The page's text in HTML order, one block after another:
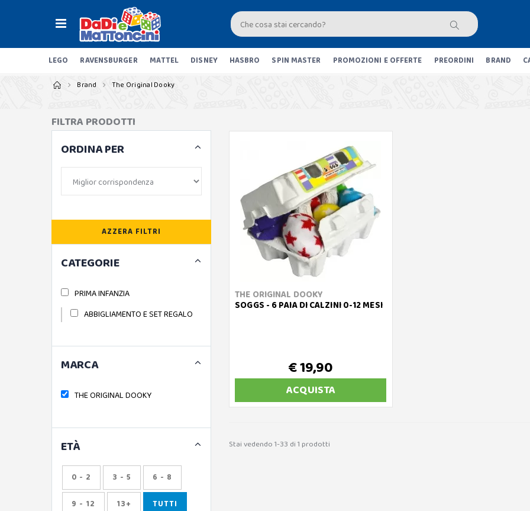
LEGO RAVENSBURGER MATTEL DISNEY HASBRO SPIN MASTER PROMOZIONI E OFFERTE PREORDINI BRAND
Brand The Original Dooky
THE ORIGINAL DOOKY
SOGGS - 6 PAIA DI CALZINI 0-12 MESI
€ 19,90
ACQUISTA
Stai vedendo 1-33 di 1 prodotti
FILTRA PRODOTTI
ORDINA PER
AZZERA FILTRI
CATEGORIE
PRIMA INFANZIA
ABBIGLIAMENTO E SET REGALO
MARCA
THE ORIGINAL DOOKY
ETÀ
0 - 2 3 - 5 6 - 8
9 - 12 13+ TUTTI